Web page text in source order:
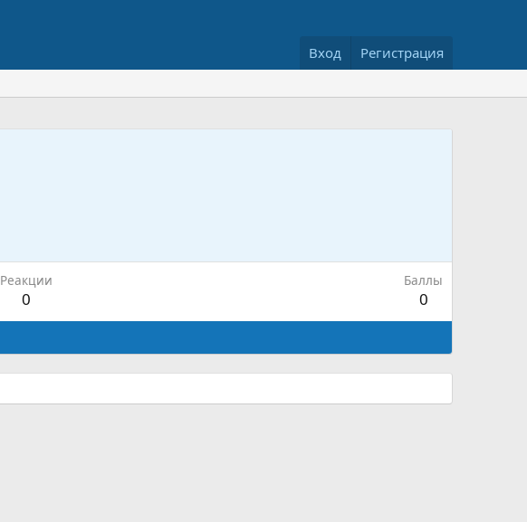
Вход Регистрация
Реакции
0
Баллы
0